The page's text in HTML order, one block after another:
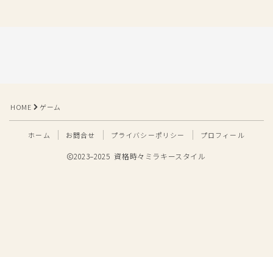
HOME ゲーム
ホーム お問合せ プライバシーポリシー プロフィール
2023–2025 資格時々ミラキースタイル